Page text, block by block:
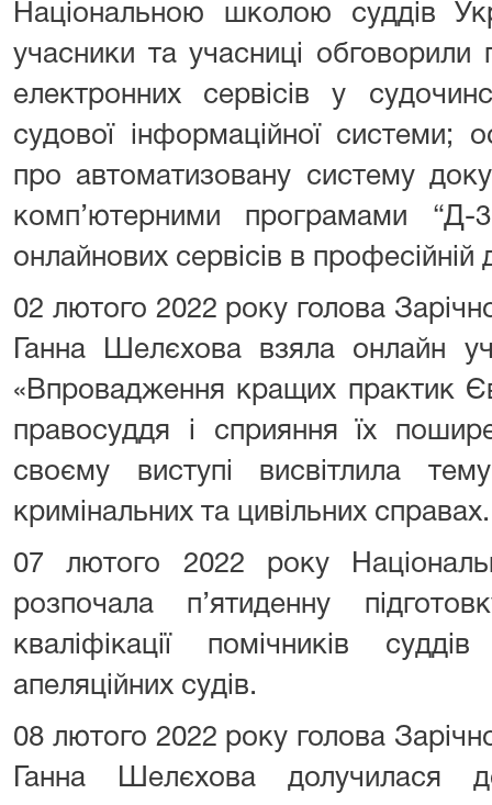
Національною школою суддів
учасники та учасниці
електронних сервісів у
судової інформаційної системи;
про автоматизовану систему
комп’ютерними програмами
онлайнових сервісів в професійній
02 лютого 2022 року голова
Ганна Шелєхова взяла онлайн
«Впровадження кращих практик
правосуддя і сприяння їх
своєму виступі висвітлила
кримінальних та цивільних
07 лютого 2022 року
розпочала п’ятиденну
кваліфікації помічників
апеляційних судів.
08 лютого 2022 року голова
Ганна Шелєхова долучилася